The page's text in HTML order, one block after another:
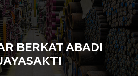
BERKAT ABADI